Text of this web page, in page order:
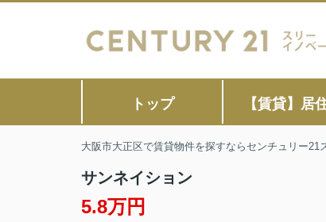
トップ 【賃貸】居
大阪市大正区で賃貸物件を探すならセンチュリー21
サンネイション
5.8万円